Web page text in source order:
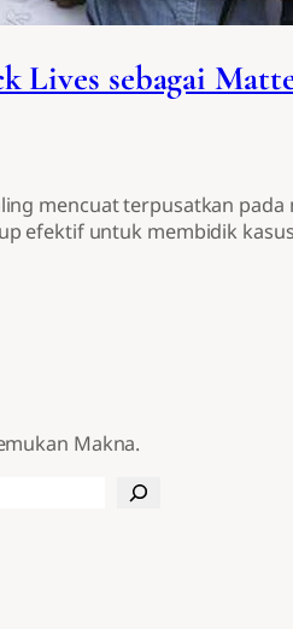
Lives sebagai
mencuat terpusatkan pada
efektif untuk membidik
Makna.